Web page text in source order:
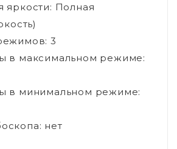
яркости: Полная
3
в максимальном режиме:
в минимальном режиме:
нет